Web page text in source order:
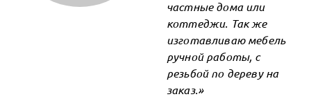
частные дома или
коттеджи. Так же
изготавливаю мебель
ручной работы, с
резьбой по дереву на
заказ.»